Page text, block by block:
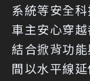
系統等安全
車主安心穿
結合掀背功
間以水平線